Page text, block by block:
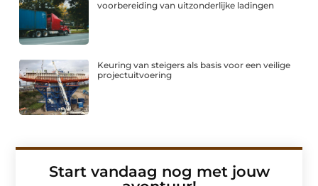
voorbereiding van uitzonderlijke ladingen
Keuring van steigers als basis voor een veilige
projectuitvoering
Start vandaag nog met jouw